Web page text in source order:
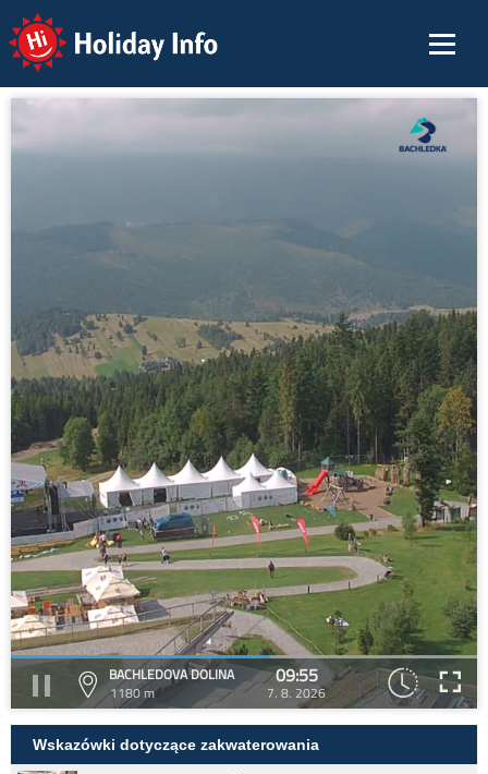
Holiday Info
BACHLEDOVA DOLINA
1180 m
09:55
7. 8. 2026
Wskazówki dotyczące zakwaterowania